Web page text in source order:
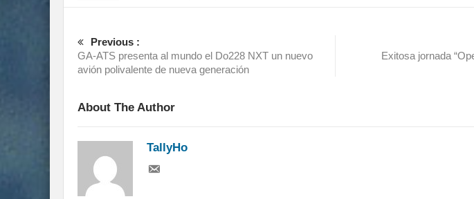
Previous :
GA-ATS presenta al mundo el Do228 NXT un nuevo
avión polivalente de nueva generación
Exitosa jornada
About The Author
TallyHo